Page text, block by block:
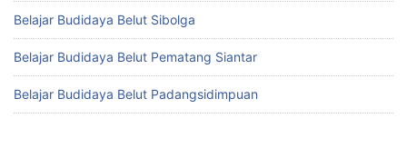
Belajar Budidaya Belut Sibolga
Belajar Budidaya Belut Pematang Siantar
Belajar Budidaya Belut Padangsidimpuan